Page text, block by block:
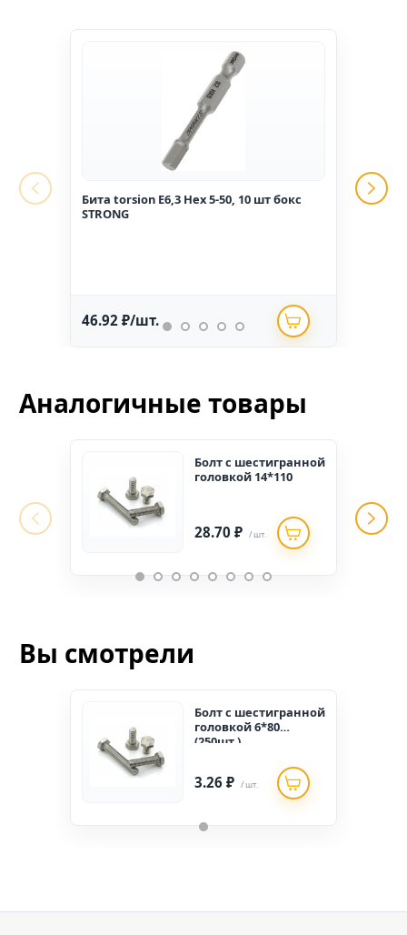
Бита torsion E6,3 Hex 5-50, 10 шт бокс
STRONG
46.92 ₽/шт.
Аналогичные товары
Болт c шестигранной
головкой 14*110
28.70 ₽ / шт.
Вы смотрели
Болт c шестигранной
головкой 6*80
(250шт.)
3.26 ₽ / шт.